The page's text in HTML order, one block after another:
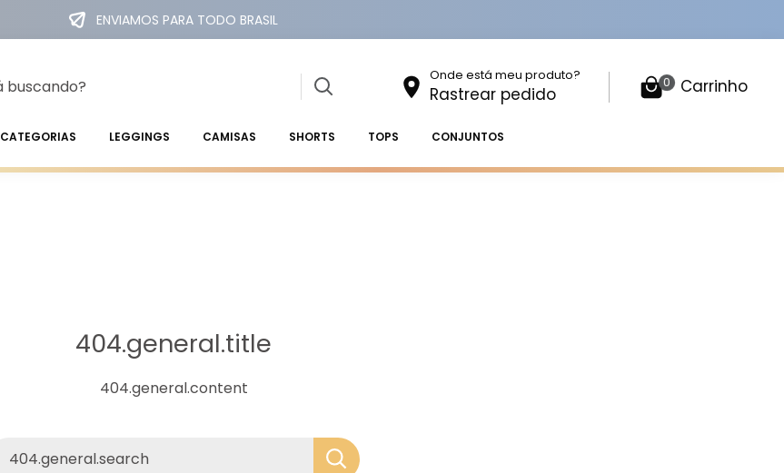
ENVIAMOS PARA TODO BRASIL
Onde está meu produto?
Rastrear pedido
0 Carrinho
CATEGORIAS LEGGINGS CAMISAS SHORTS TOPS CONJUNTOS
404.general.title
404.general.content
404.general.search